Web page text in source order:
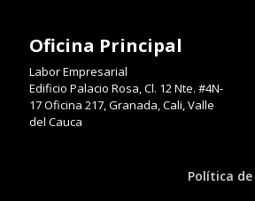
Oficina Principal
Labor Empresarial
Edificio Palacio Rosa, Cl. 12 Nte. #4N-
17 Oficina 217, Granada, Cali, Valle
del Cauca
Política